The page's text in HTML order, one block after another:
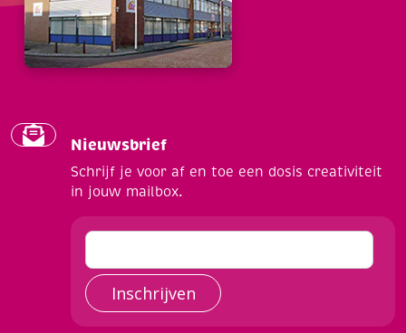
Nieuwsbrief
Schrijf je voor af en toe een dosis creativiteit
in jouw mailbox.
Inschrijven